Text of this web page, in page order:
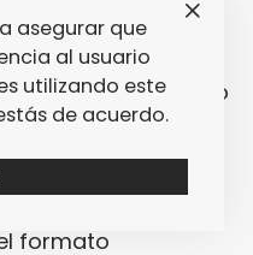
Restart, Undo
y el factor
agotado, lo que no
el público) por
comprobar cómo
tablas. Para la
formato
asegurar que
al usuario
utilizando este
de acuerdo.